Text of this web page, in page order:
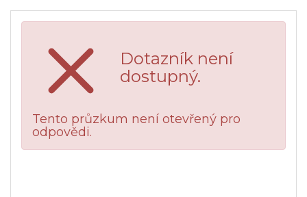
Dotazník není
dostupný.
Tento průzkum není otevřený pro
odpovědi.